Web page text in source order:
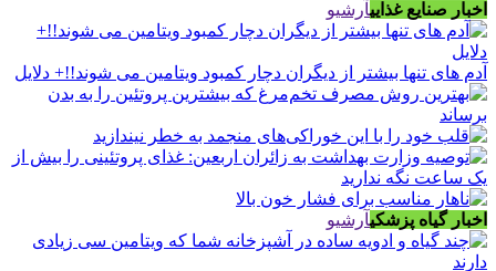
اخبار صنایع غذاییآرشیو
آدم های تنها بیشتر از دیگران دچار کمبود ویتامین می شوند!!+ دلایل
اخبار گیاه پزشکیآرشیو